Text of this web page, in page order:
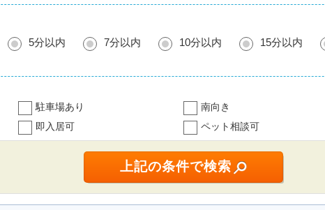
5分以内 7分以内 10分以内 15分以内
駐車場あり 南向き
即入居可 ペット相談可